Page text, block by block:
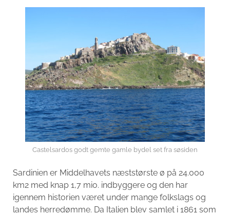
Castelsardos godt gemte gamle bydel set fra søsiden
Sardinien er Middelhavets næststørste ø på 24.000
km2 med knap 1,7 mio. indbyggere og den har
igennem historien været under mange folkslags og
landes herredømme. Da Italien blev samlet i 1861 som